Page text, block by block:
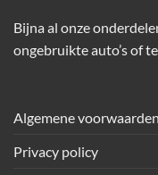
Bijna al onze
ongebruikte auto’s of
Algemene voorwaarden
Privacy policy